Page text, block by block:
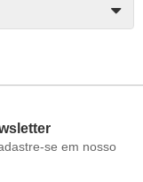
se em nosso